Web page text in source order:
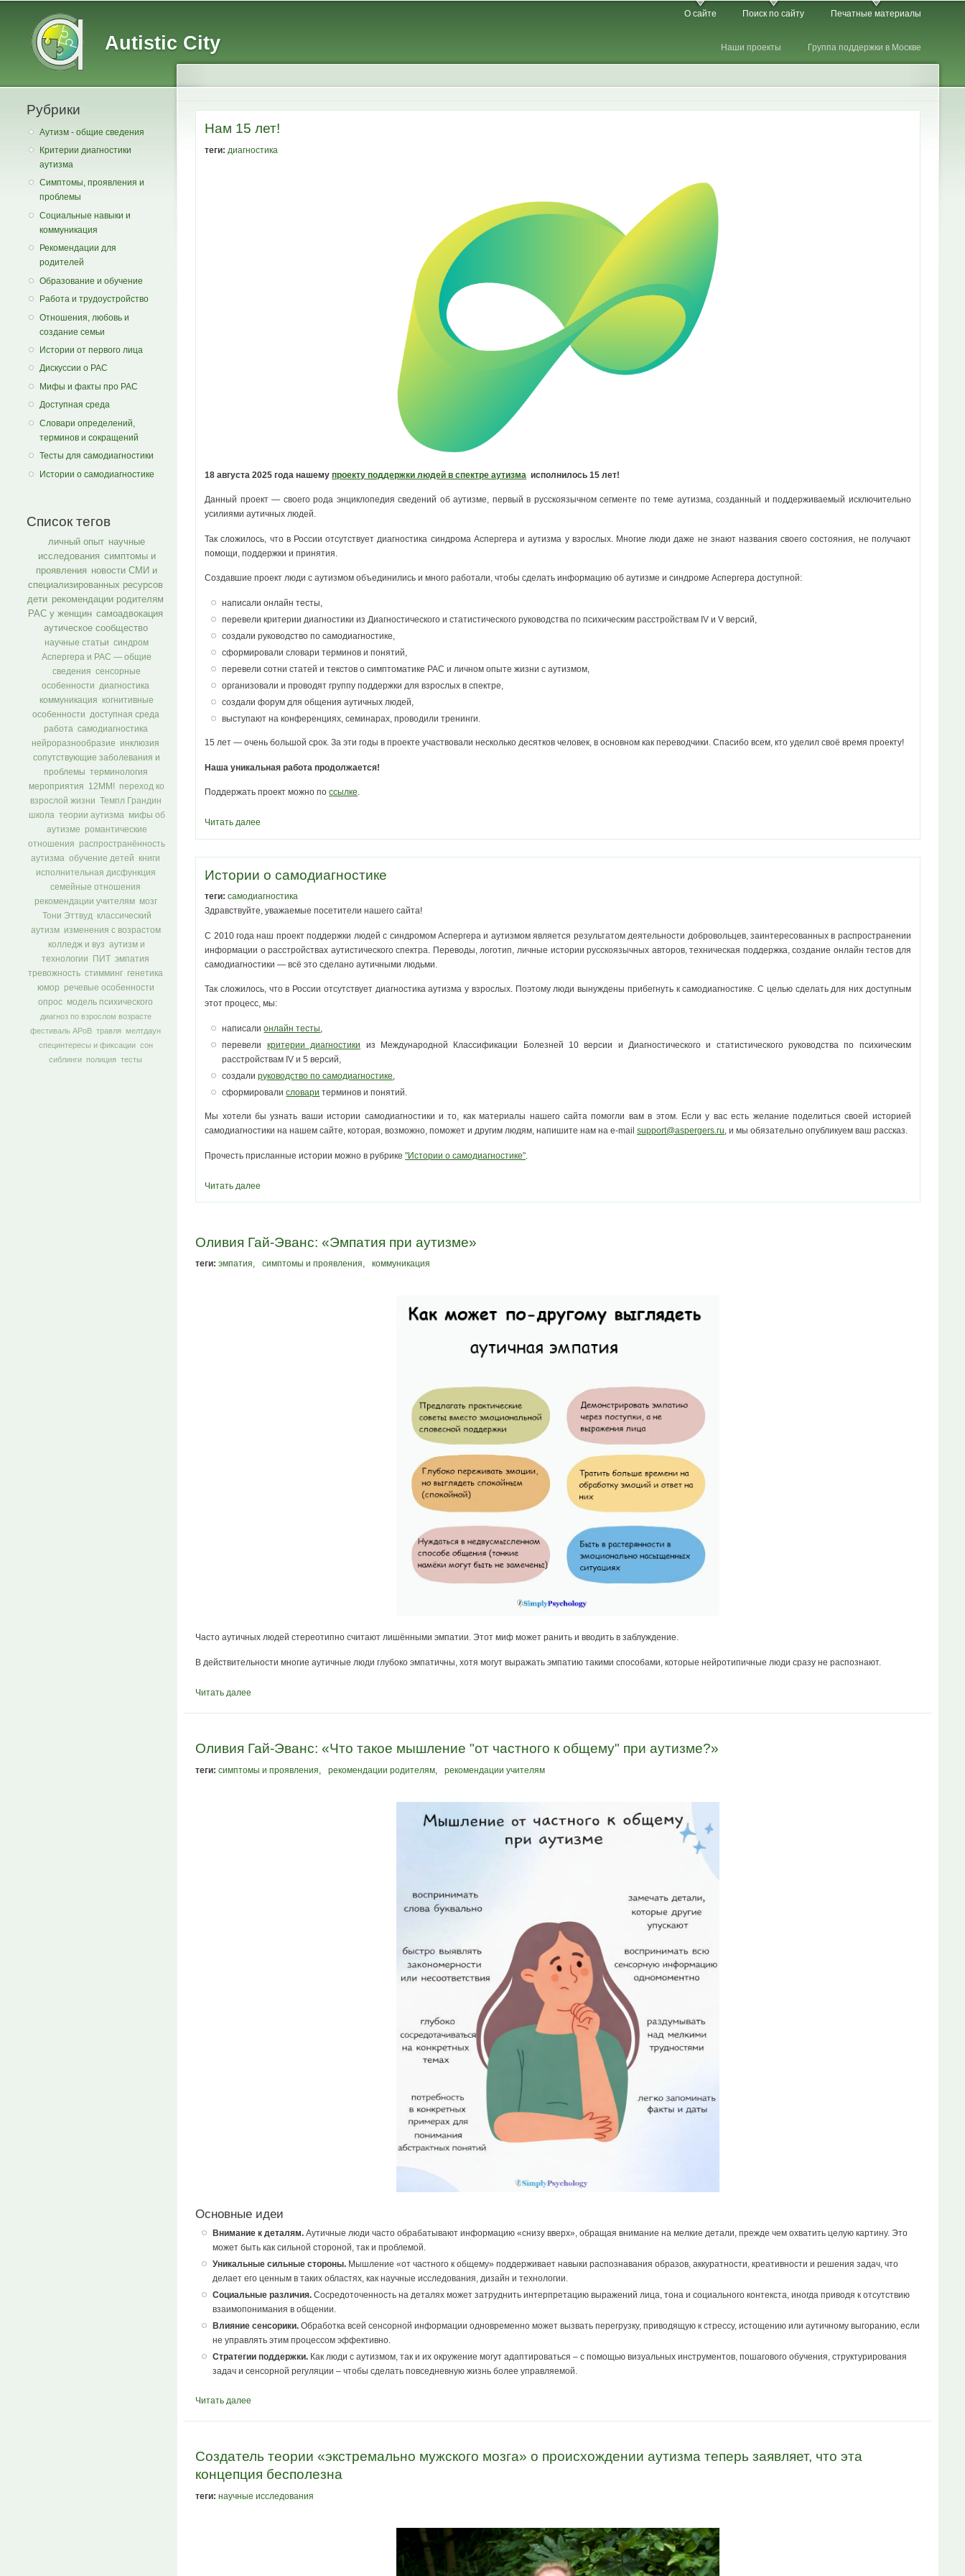
Autistic City
О сайте Поиск по сайту Печатные материалы
Наши проекты Группа поддержки в Москве
Рубрики
Аутизм - общие сведения
Критерии диагностики
аутизма
Симптомы, проявления и
проблемы
Социальные навыки и
коммуникация
Рекомендации для
родителей
Образование и обучение
Работа и трудоустройство
Отношения, любовь и
создание семьи
Истории от первого лица
Дискуссии о РАС
Мифы и факты про РАС
Доступная среда
Словари определений,
терминов и сокращений
Тесты для самодиагностики
Истории о самодиагностике
Список тегов
личный опыт научные
исследования симптомы и
проявления новости СМИ и
специализированных ресурсов
дети рекомендации родителям
РАС у женщин самоадвокация
аутическое сообщество
научные статьи синдром
Аспергера и РАС — общие
сведения сенсорные
особенности диагностика
коммуникация когнитивные
особенности доступная среда
работа самодиагностика
нейроразнообразие инклюзия
сопутствующие заболевания и
проблемы терминология
мероприятия 12ММ! переход ко
взрослой жизни
Темпл Грандин
школа теории аутизма
мифы об
аутизме
романтические
отношения
распространённость
аутизма обучение детей
книги
исполнительная дисфункция
семейные отношения
рекомендации учителям
мозг
Тони Эттвуд
классический
аутизм
изменения с возрастом
колледж и вуз аутизм и
технологии
ПИТ
эмпатия
тревожность стимминг генетика
юмор
речевые особенности
опрос модель психического
диагноз по взрослом возрасте
фестиваль АРоВ травля мелтдаун
специнтересы и фиксации сон
сиблинги полиция тесты
Нам 15 лет!
теги: диагностика
18 августа 2025 года нашемупроекту поддержки людей в спектре аутизма исполнилось 15 лет!
Данный проект — своего рода энциклопедия сведений об аутизме, первый в русскоязычном сегменте по теме аутизма, созданный и поддерживаемый исключительно
усилиями аутичных людей.
Так сложилось, что в России отсутствует диагностика синдрома Аспергера и аутизма у взрослых. Многие люди даже не знают названия своего состояния, не получают
помощи, поддержки и принятия.
Создавшие проект люди с аутизмом объединились и много работали, чтобы сделать информацию об аутизме и синдроме Аспергера доступной:
написали онлайн тесты,
перевели критерии диагностики из Диагностического и статистического руководства по психическим расстройствам IV и V версий,
создали руководство по самодиагностике,
сформировали словари терминов и понятий,
перевели сотни статей и текстов о симптоматике РАС и личном опыте жизни с аутизмом,
организовали и проводят группу поддержки для взрослых в спектре,
создали форум для общения аутичных людей,
выступают на конференциях, семинарах, проводили тренинги.
15 лет — очень большой срок. За эти годы в проекте участвовали несколько десятков человек, в основном как переводчики. Спасибо всем, кто уделил своё время проекту!
Наша уникальная работа продолжается!
Поддержать проект можно поссылке.
Читать далее
Истории о самодиагностике
теги:самодиагностика
Здравствуйте, уважаемые посетители нашего сайта!
С 2010 года наш проект поддержки людей с синдромом Аспергера и аутизмом является результатом деятельности добровольцев, заинтересованных в распространении
информации о расстройствах аутистического спектра. Переводы, логотип, личные истории русскоязычных авторов, техническая поддержка, создание онлайн тестов для
самодиагностики — всё это сделано аутичными людьми.
Так сложилось, что в России отсутствует диагностика аутизма у взрослых. Поэтому люди вынуждены прибегнуть к самодиагностике. С целью сделать для них доступным
этот процесс, мы:
написалионлайн тесты,
перевели критерии диагностики из Международной Классификации Болезней 10 версии и Диагностического и статистического руководства по психическим
расстройствам IV и 5 версий,
создалируководство по самодиагностике,
сформировалисловари терминов и понятий.
Мы хотели бы узнать ваши истории самодиагностики и то, как материалы нашего сайта помогли вам в этом. Если у вас есть желание поделиться своей историей
самодиагностики на нашем сайте, которая, возможно, поможет и другим людям, напишите нам на e-mailsupport@aspergers.ru, и мы обязательно опубликуем ваш рассказ.
Прочесть присланные истории можно в рубрике"Истории о самодиагностике".
Читать далее
Оливия Гай-Эванс: «Эмпатия при аутизме»
теги: эмпатия, симптомы и проявления, коммуникация
Часто аутичных людей стереотипно считают лишёнными эмпатии. Этот миф может ранить и вводить в заблуждение.
В действительности многие аутичные люди глубоко эмпатичны, хотя могут выражать эмпатию такими способами, которые нейротипичные люди сразу не распознают.
Читать далее
Оливия Гай-Эванс: «Что такое мышление "от частного к общему" при аутизме?»
теги: симптомы и проявления рекомендации родителям рекомендации учителям
Основные идеи
Внимание к деталям. Аутичные люди часто обрабатывают информацию «снизу вверх», обращая внимание на мелкие детали, прежде чем охватить целую картину. Это
может быть как сильной стороной, так и проблемой.
Уникальные сильные стороны. Мышление «от частного к общему» поддерживает навыки распознавания образов, аккуратности, креативности и решения задач, что
делает его ценным в таких областях, как научные исследования, дизайн и технологии.
Социальные различия. Сосредоточенность на деталях может затруднить интерпретацию выражений лица, тона и социального контекста, иногда приводя к отсутствию
взаимопонимания в общении.
Влияние сенсорики. Обработка всей сенсорной информации одновременно может вызвать перегрузку, приводящую к стрессу, истощению или аутичному выгоранию, если
не управлять этим процессом эффективно.
Стратегии поддержки. Как люди с аутизмом, так и их окружение могут адаптироваться – с помощью визуальных инструментов, пошагового обучения, структурирования
задач и сенсорной регуляции – чтобы сделать повседневную жизнь более управляемой.
Читать далее
Создатель теории «экстремально мужского мозга» о происхождении аутизма теперь заявляет, что эта
концепция бесполезна
теги: научные исследования